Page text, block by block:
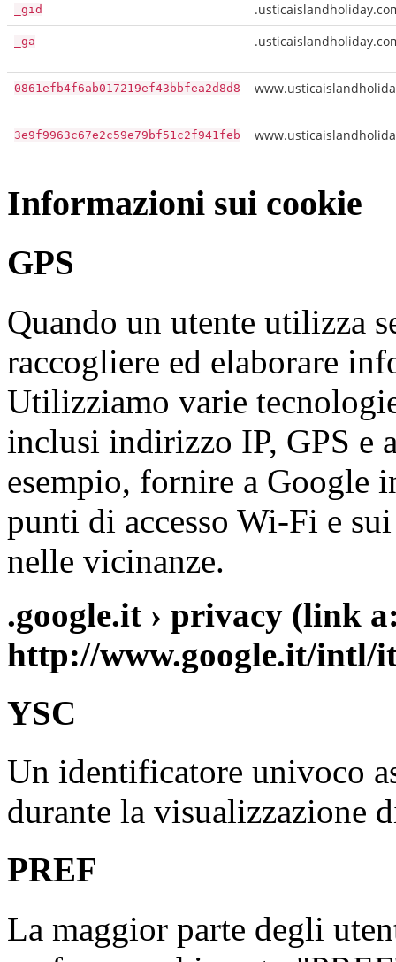
_gid
_ga
0861efb4f6ab017219ef43bbfea2d8d8
3e9f9963c67e2c59e79bf51c2f941feb
Informazioni sui cookie
GPS
Quando un utente utilizza
raccogliere ed elaborare
Utilizziamo varie
inclusi indirizzo IP, GPS e
esempio, fornire a Google
punti di accesso Wi-Fi e
nelle vicinanze.
.google.it › privacy (link
http://www.google.it/intl/
YSC
Un identificatore univoco
durante la visualizzazione
PREF
La maggior parte degli